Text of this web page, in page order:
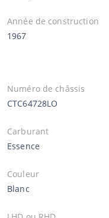
Année de construction
1967
Numéro de châssis
CTC64728LO
Carburant
Essence
Couleur
Blanc